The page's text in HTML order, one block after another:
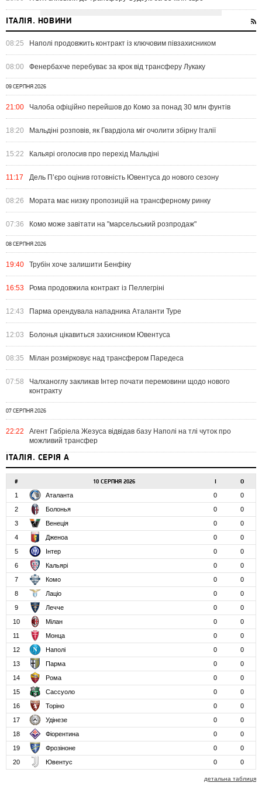
ІТАЛІЯ. НОВИНИ
08:25 Наполі продовжить контракт із ключовим півзахисником
08:00 Фенербахче перебуває за крок від трансферу Лукаку
09 СЕРПНЯ 2026
21:00 Чалоба офіційно перейшов до Комо за понад 30 млн фунтів
18:20 Мальдіні розповів, як Гвардіола міг очолити збірну Італії
15:22 Кальярі оголосив про перехід Мальдіні
11:17 Дель П’єро оцінив готовність Ювентуса до нового сезону
08:26 Мората має низку пропозицій на трансферному ринку
07:36 Комо може завітати на "марсельський розпродаж"
08 СЕРПНЯ 2026
19:40 Трубін хоче залишити Бенфіку
16:53 Рома продовжила контракт із Пеллегріні
12:43 Парма орендувала нападника Аталанти Туре
12:03 Болонья цікавиться захисником Ювентуса
08:35 Мілан розмірковує над трансфером Паредеса
07:58
Чалханоглу закликав Інтер почати перемовини щодо нового
контракту
07 СЕРПНЯ 2026
22:22
Агент Габріела Жезуса відвідав базу Наполі на тлі чуток про
можливий трансфер
ІТАЛІЯ. СЕРІЯ А
# 10 СЕРПНЯ 2026 О
1 Аталанта 0
0
2
Болонья 0
0
3
Венеція 0
0
4
Дженоа 0
0
5
Інтер 0
0
6
Кальярі 0
0
7
Комо 0
0
8
Лаціо 0
0
9
Лечче 0
0
10
Мілан 0
0
11
Монца 0
0
12
Наполі 0
0
13
Парма 0
0
14
Рома 0
0
15
Сассуоло 0
0
16
Торіно 0
0
17
Удінезе 0
0
18
Фіорентина 0
0
19
Фрозіноне 0
0
20
Ювентус 0 0
детальна таблиця